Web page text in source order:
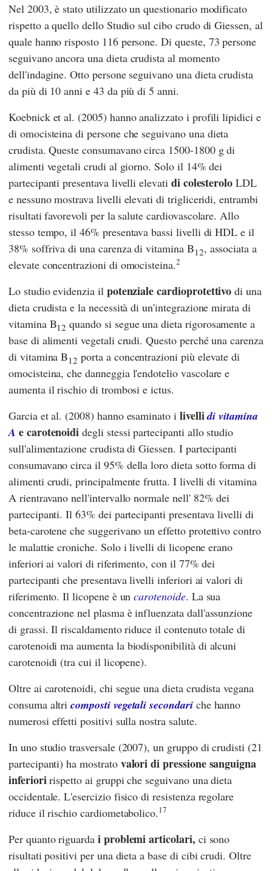
Nel 2003, è stato utilizzato un questionario modificato
rispetto a quello dello Studio sul cibo crudo di Giessen, al
quale hanno risposto 116 persone. Di queste, 73 persone
seguivano ancora una dieta crudista al momento
dell'indagine. Otto persone seguivano una dieta crudista
da più di 10 anni e 43 da più di 5 anni.
Koebnicket al. (2005) hanno analizzato i profili lipidici e
di omocisteina di persone che seguivano una dieta
crudista. Queste consumavano circa 1500-1800 g di
alimenti vegetali crudi al giorno. Solo il 14% dei
partecipanti presentava livelli elevati di colesterolo LDL
e nessuno mostrava livelli elevati di trigliceridi, entrambi
risultati favorevoli per la salute cardiovascolare. Allo
stesso tempo, il 46% presentava bassi livelli di HDL e il
38% soffriva di una carenza di vitamina B12, associata a
elevate concentrazioni di omocisteina.2
Lo studio evidenzia il potenziale cardioprotettivo di una
dieta crudista e la necessità di un'integrazione mirata di
vitamina B12 quando si segue una dieta rigorosamente a
base di alimenti vegetali crudi. Questo perché una carenza
di vitamina B12 porta a concentrazioni più elevate di
omocisteina, che danneggia l'endotelio vascolare e
aumenta il rischio di trombosi e ictus.
Garciaet al. (2008) hanno esaminato i livellidi vitamina
A e carotenoidi degli stessi partecipanti allo studio
sull'alimentazione crudista di Giessen. I partecipanti
consumavano circa il 95% della loro dieta sotto forma di
alimenti crudi, principalmente frutta. I livelli di vitamina
A rientravano nell'intervallo normale nell' 82% dei
partecipanti. Il 63% dei partecipanti presentava livelli di
beta-carotene che suggerivano un effetto protettivo contro
le malattie croniche. Solo i livelli di licopene erano
inferiori ai valori di riferimento, con il 77% dei
partecipanti che presentava livelli inferiori ai valori di
riferimento. Il licopene è uncarotenoide. La sua
concentrazione nel plasma è influenzata dall'assunzione
di grassi. Il riscaldamento riduce il contenuto totale di
carotenoidi ma aumenta la biodisponibilità di alcuni
carotenoidi (tra cui il licopene).
Oltre ai carotenoidi, chi segue una dieta crudista vegana
consuma altricomposti vegetali secondariche hanno
numerosi effetti positivi sulla nostra salute.
In uno studio trasversale (2007), un gruppo di crudisti (21
partecipanti) ha mostrato valori di pressione sanguigna
inferioririspetto ai gruppi che seguivano una dieta
occidentale. L'esercizio fisico di resistenza regolare
riduce il rischio cardiometabolico.17
Per quanto riguarda i problemi articolari, ci sono
risultati positivi per una dieta a base di cibi crudi. Oltre